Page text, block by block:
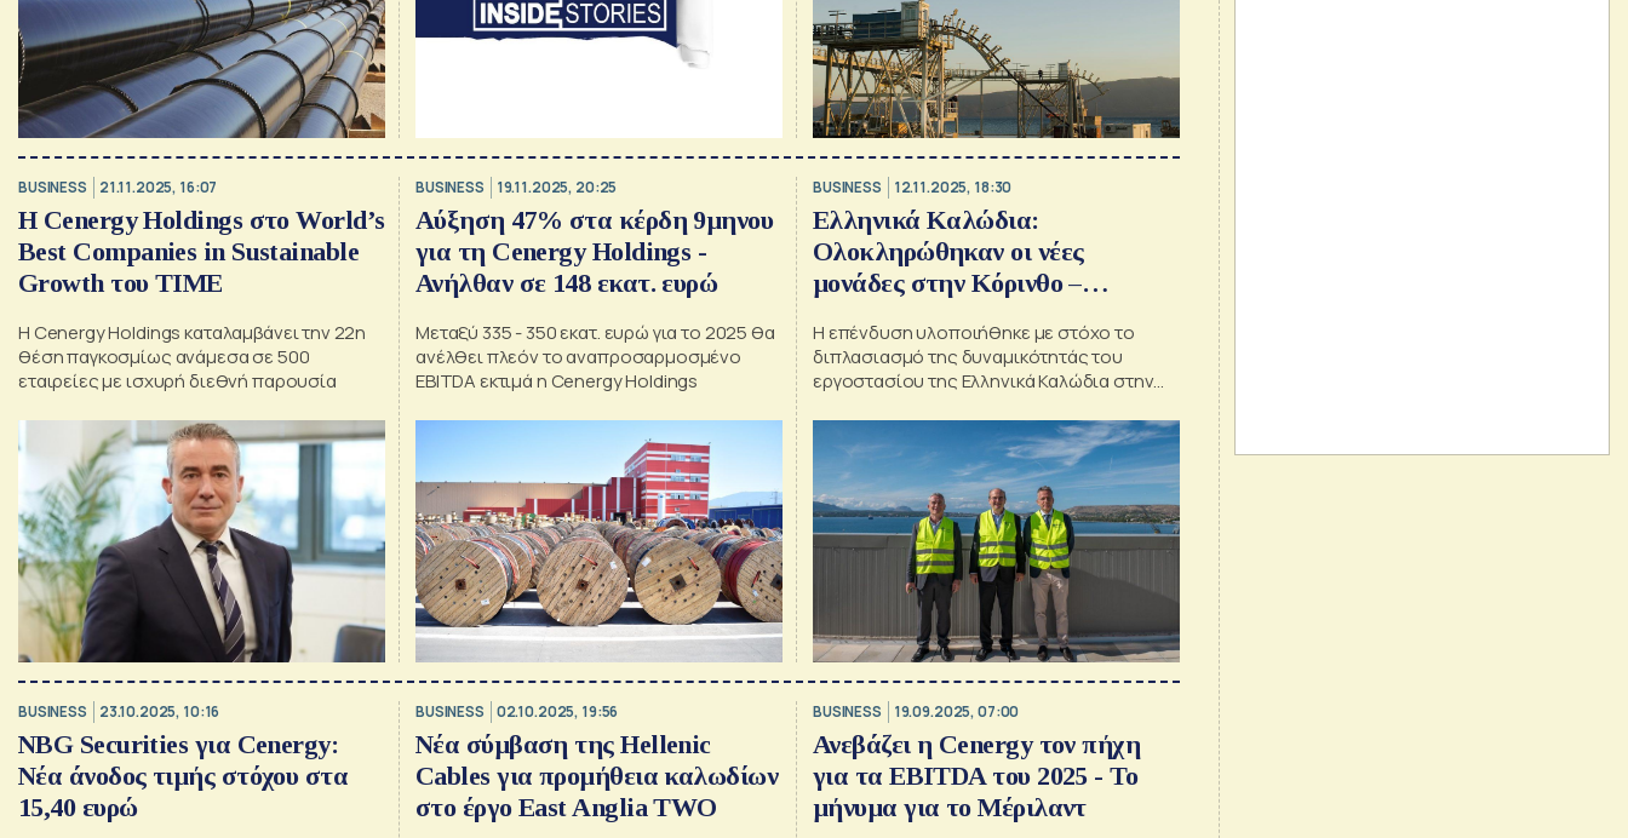
BUSINESS 21.11.2025, 16:07
Η Cenergy Holdings στο World’s
Best Companies in Sustainable
Growth του TIME
Η Cenergy Holdings καταλαμβάνει την 22η
θέση παγκοσμίως ανάμεσα σε 500
εταιρείες με ισχυρή διεθνή παρουσία
BUSINESS 19.11.2025, 20:25
Αύξηση 47% στα κέρδη 9μηνου
για τη Cenergy Holdings -
Ανήλθαν σε 148 εκατ. ευρώ
Μεταξύ 335 - 350 εκατ. ευρώ για το 2025 θα
ανέλθει πλεόν το αναπροσαρμοσμένο
EBITDA εκτιμά η Cenergy Holdings
BUSINESS 12.11.2025, 18:30
Ελληνικά Καλώδια:
Ολοκληρώθηκαν οι νέες
μονάδες στην Κόρινθο –
Η επένδυση υλοποιήθηκε με στόχο το
διπλασιασμό της δυναμικότητάς του
εργοστασίου της Ελληνικά Καλώδια στην
BUSINESS 23.10.2025, 10:16
NBG Securities για Cenergy:
Νέα άνοδος τιμής στόχου στα
15,40 ευρώ
BUSINESS 02.10.2025, 19:56
Νέα σύμβαση της Hellenic
Cables για προμήθεια καλωδίων
στο έργο East Anglia TWO
BUSINESS 19.09.2025, 07:00
Ανεβάζει η Cenergy τον πήχη
για τα EBITDA του 2025 - Το
μήνυμα για το Μέριλαντ